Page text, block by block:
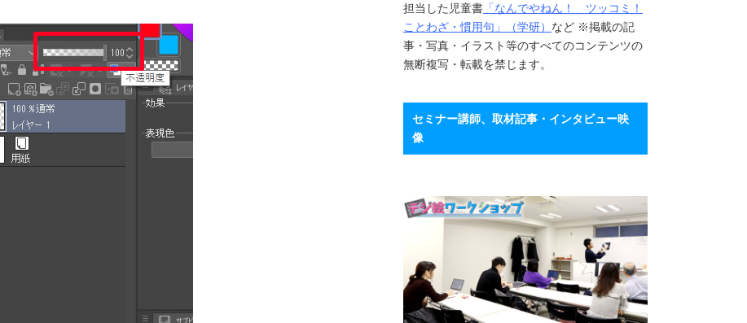
担当した児童書 「なんでやねん！ ツッコミ！
ことわざ・慣用句」（学研） など ※掲載の記
事・写真・イラスト等のすべてのコンテンツの
無断複写・転載を禁じます。
セミナー講師、取材記事・インタビュー映
像